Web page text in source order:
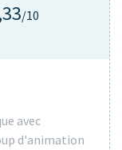
/10
avec
d'animation